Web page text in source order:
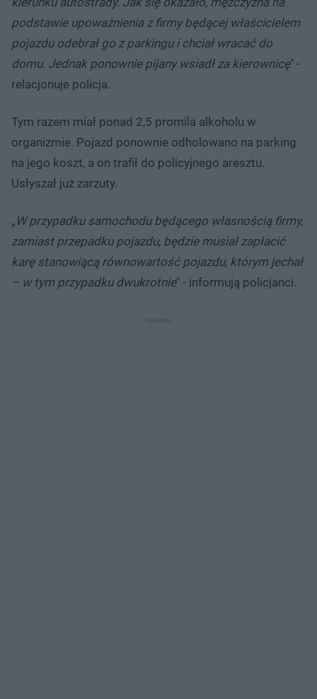
podstawie upoważnienia z firmy będącej właścicielem
pojazdu odebrał go z parkingu i chciał wracać do
domu. Jednak ponownie pijany wsiadł za kierownicę" -
relacjonuje policja.
Tym razem miał ponad 2,5 promila alkoholu w
organizmie. Pojazd ponownie odholowano na parking
na jego koszt, a on trafił do policyjnego aresztu.
Usłyszał już zarzuty.
„ W przypadku samochodu będącego własnością firmy,
zamiast przepadku pojazdu, będzie musiał zapłacić
karę stanowiącą równowartość pojazdu, którym jechał
– w tym przypadku dwukrotnie" - informują policjanci.